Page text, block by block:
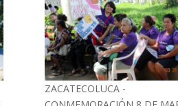
ZACATECOLUCA -